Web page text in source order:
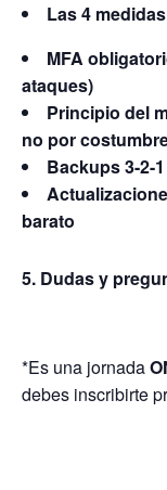
Las 4
MFA
ataques)
Principio del
no por
Backups 3-2-
barato
5. Dudas y
*Es una jornada
debes inscribirte